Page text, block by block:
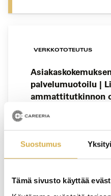
Suostumus
Tämä sivusto käyttää
VERKKOTOTEUTUS
palvelumuotoilu |
ammattitutkinnon
JATKUVA HAKU
KERAVA